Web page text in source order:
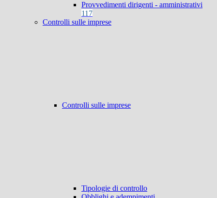
Provvedimenti dirigenti - amministrativi
117
Controlli sulle imprese
Controlli sulle imprese
Tipologie di controllo